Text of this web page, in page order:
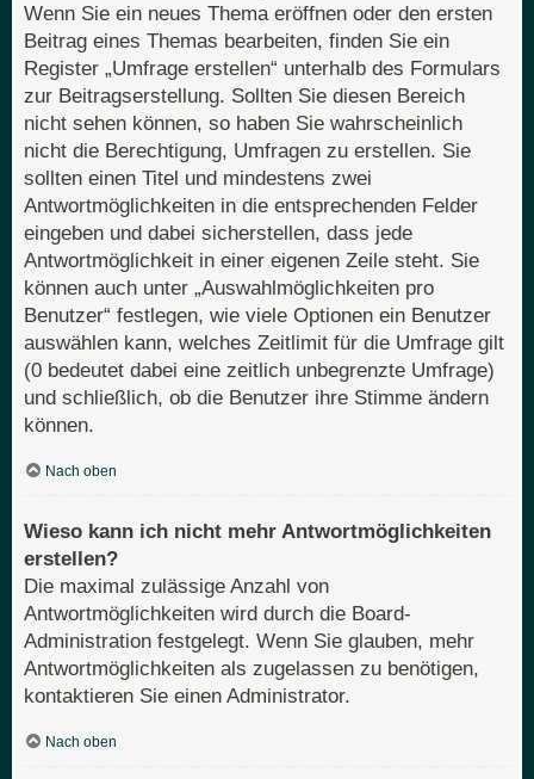
Wenn Sie ein neues Thema eröffnen oder den ersten
Beitrag eines Themas bearbeiten, finden Sie ein
Register „Umfrage erstellen“ unterhalb des Formulars
zur Beitragserstellung. Sollten Sie diesen Bereich
nicht sehen können, so haben Sie wahrscheinlich
nicht die Berechtigung, Umfragen zu erstellen. Sie
sollten einen Titel und mindestens zwei
Antwortmöglichkeiten in die entsprechenden Felder
eingeben und dabei sicherstellen, dass jede
Antwortmöglichkeit in einer eigenen Zeile steht. Sie
können auch unter „Auswahlmöglichkeiten pro
Benutzer“ festlegen, wie viele Optionen ein Benutzer
auswählen kann, welches Zeitlimit für die Umfrage gilt
(0 bedeutet dabei eine zeitlich unbegrenzte Umfrage)
und schließlich, ob die Benutzer ihre Stimme ändern
können.
Nach oben
Wieso kann ich nicht mehr Antwortmöglichkeiten
erstellen?
Die maximal zulässige Anzahl von
Antwortmöglichkeiten wird durch die Board-
Administration festgelegt. Wenn Sie glauben, mehr
Antwortmöglichkeiten als zugelassen zu benötigen,
kontaktieren Sie einen Administrator.
Nach oben